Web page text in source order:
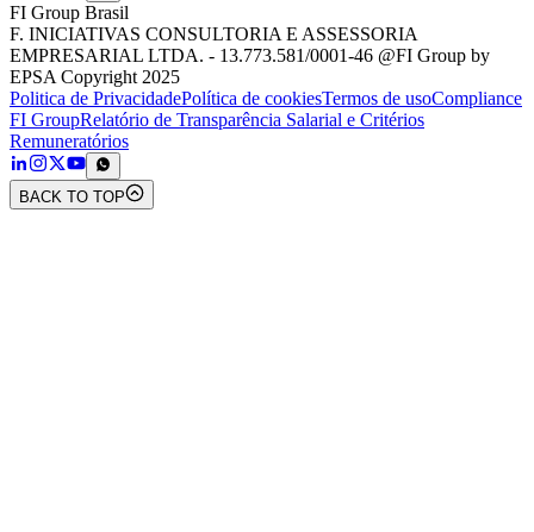
FI Group Brasil
F. INICIATIVAS CONSULTORIA E ASSESSORIA
EMPRESARIAL LTDA. - 13.773.581/0001-46 @FI Group by
EPSA Copyright 2025
Politica de PrivacidadePolítica de cookiesTermos de usoCompliance
FI GroupRelatório de Transparência Salarial e Critérios
Remuneratórios
BACK TO TOP